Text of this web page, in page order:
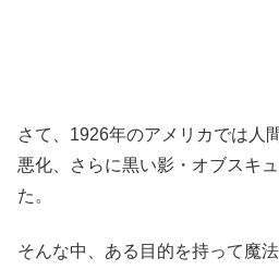
さて、1926年のアメリカでは人
悪化、さらに黒い影・オブスキ
た。
そんな中、ある目的を持って魔